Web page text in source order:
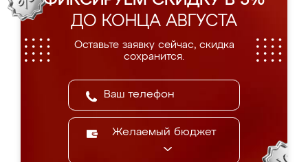
ДО КОНЦА АВГУСТА
Оставьте заявку сейчас, скидка
сохранится.
Желаемый бюджет